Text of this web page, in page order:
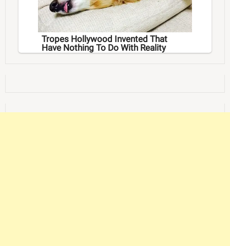
Tropes Hollywood Invented That
Have Nothing To Do With Reality